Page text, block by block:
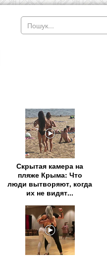
Скрытая камера на
пляже Крыма: Что
люди вытворяют, когда
их не видят...